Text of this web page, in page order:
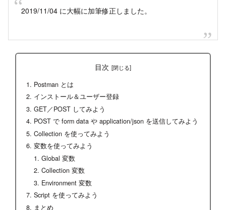
2019/11/04 に大幅に加筆修正しました。
目次
Postman とは
インストール＆ユーザー登録
GET／POST してみよう
POST で form data や application/json を送信してみよう
Collection を使ってみよう
変数を使ってみよう
Global 変数
Collection 変数
Environment 変数
Script を使ってみよう
まとめ